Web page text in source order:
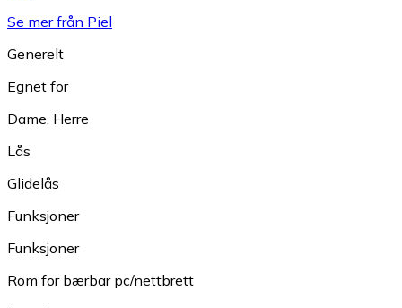
Se mer från Piel
Generelt
Egnet for
Dame, Herre
Lås
Glidelås
Funksjoner
Funksjoner
Rom for bærbar pc/nettbrett